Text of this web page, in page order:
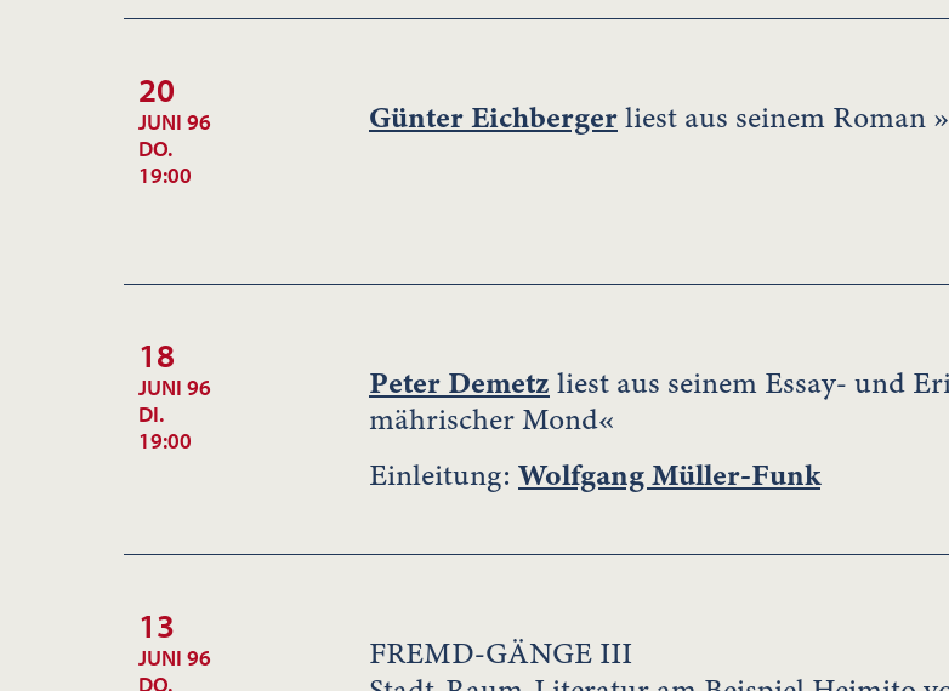
20
JUNI 96
DO.
19:00
Günter Eichbergerliest aus seinem Roman
18
JUNI 96
DI.
19:00
Peter Demetz liest aus seinem Essay- und
mährischer Mond«
Einleitung: Wolfgang Müller-Funk
13
JUNI 96
DO.
FREMD-GÄNGE III